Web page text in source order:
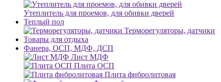
Утеплитель для проемов, для обивки дверей
Теплый пол
Терморегуляторы, датчики
Товары для отдыха
Фанера, ОСП, МДФ, ДСП
Лист МДФ
Плита ОСП
Плита фибролитовая